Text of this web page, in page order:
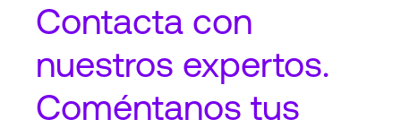
Contacta con
nuestros expertos.
Coméntanos tus